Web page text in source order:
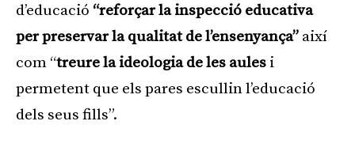
d’educació “reforçar la inspecció educativa
per preservar la qualitat de l’ensenyança” així
com “treure la ideologia de les aules i
permetent que els pares escullin l’educació
dels seus fills”.